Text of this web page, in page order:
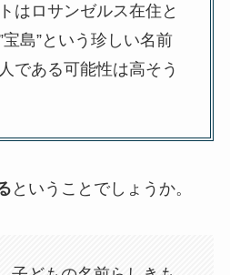
はロサンゼルス在住と
島”という珍しい名前
である可能性は高そう
ということでしょうか。